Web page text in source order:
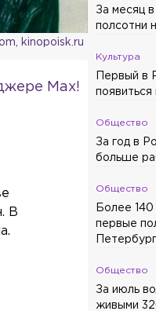
kinopoisk.ru
Max!
В
За месяц
полсотни
Культура
Первый в
Общество
За год в
больше
Общество
Более 140
первые
Общество
За июль
живыми